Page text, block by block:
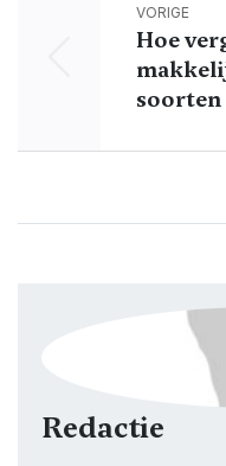
VORIGE
Hoe
Redactie